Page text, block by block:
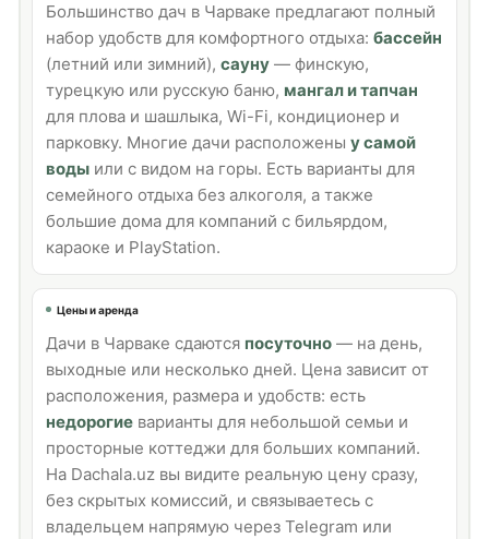
Большинство дач в Чарваке предлагают полный
набор удобств для комфортного отдыха: бассейн
(летний или зимний), сауну— финскую,
турецкую или русскую баню, мангал и тапчан
для плова и шашлыка, Wi-Fi, кондиционер и
парковку. Многие дачи расположены у самой
водыили с видом на горы. Есть варианты для
семейного отдыха без алкоголя, а также
большие дома для компаний с бильярдом,
караоке и PlayStation.
Цены и аренда
Дачи в Чарваке сдаются посуточно— на день,
выходные или несколько дней. Цена зависит от
расположения, размера и удобств: есть
недорогиеварианты для небольшой семьи и
просторные коттеджи для больших компаний.
На Dachala.uz вы видите реальную цену сразу,
без скрытых комиссий, и связываетесь с
владельцем напрямую через Telegram или